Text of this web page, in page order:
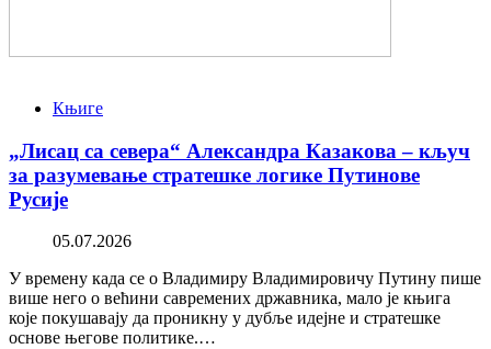
Књиге
„Лисац са севера“ Александра Казакова – кључ
за разумевање стратешке логике Путинове
Русије
05.07.2026
У времену када се о Владимиру Владимировичу Путину пише
више него о већини савремених државника, мало је књига
које покушавају да проникну у дубље идејне и стратешке
основе његове политике.…